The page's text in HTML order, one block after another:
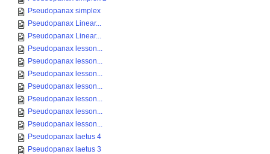
Pseudopanax simplex
Pseudopanax Linear...
Pseudopanax Linear...
Pseudopanax lesson...
Pseudopanax lesson...
Pseudopanax lesson...
Pseudopanax lesson...
Pseudopanax lesson...
Pseudopanax lesson...
Pseudopanax lesson...
Pseudopanax laetus 4
Pseudopanax laetus 3